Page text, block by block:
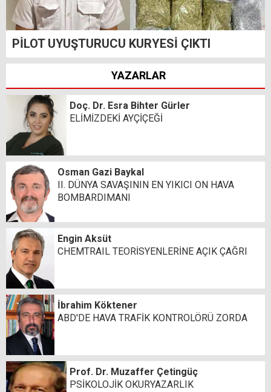
PİLOT UYUŞTURUCU KURYESİ ÇIKTI
YAZARLAR
Doç. Dr. Esra Bihter Gürler
ELİMİZDEKİ AYÇİÇEĞİ
Osman Gazi Baykal
II. DÜNYA SAVAŞININ EN YIKICI ON HAVA
BOMBARDIMANI
Engin Aksüt
CHEMTRAIL TEORİSYENLERİNE AÇIK ÇAĞRI
İbrahim Köktener
ABD'DE HAVA TRAFİK KONTROLÖRÜ ZORDA
Prof. Dr. Muzaffer Çetingüç
PSİKOLOJİK OKURYAZARLIK